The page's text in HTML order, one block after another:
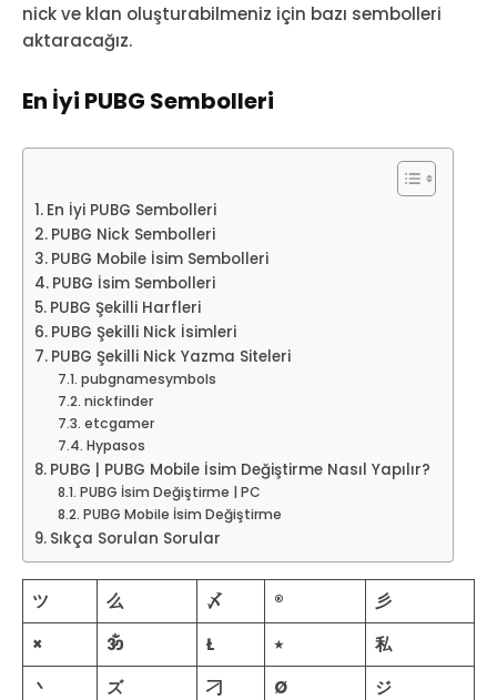
nick ve klan oluşturabilmeniz için bazı sembolleri
aktaracağız.
En İyi PUBG Sembolleri
En İyi PUBG Sembolleri
PUBG Nick Sembolleri
PUBG Mobile İsim Sembolleri
PUBG İsim Sembolleri
PUBG Şekilli Harfleri
PUBG Şekilli Nick İsimleri
PUBG Şekilli Nick Yazma Siteleri
pubgnamesymbols
nickfinder
etcgamer
Hypasos
PUBG | PUBG Mobile İsim Değiştirme Nasıl Yapılır?
PUBG İsim Değiştirme | PC
PUBG Mobile İsim Değiştirme
Sıkça Sorulan Sorular
ツ 么 〆 ®
彡
×
ॐ Ł ٭
私
丶
ズ 刁 Ø
ジ